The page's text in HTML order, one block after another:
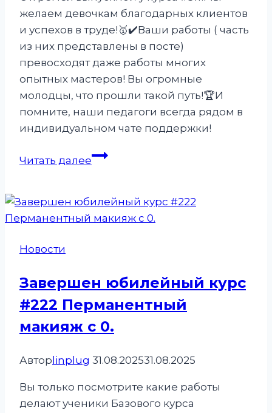
желаем девочкам благодарных клиентов
и успехов в труде!🥇✔️Ваши работы ( часть
из них представлены в посте)
превосходят даже работы многих
опытных мастеров! Вы огромные
молодцы, что прошли такой путь!🏆И
помните, наши педагоги всегда рядом в
индивидуальном чате поддержки!
Читать далееВыпуск
Новости
Завершен юбилейный курс
#222 Перманентный
макияж с 0.
Автор linplug 31.08.202531.08.2025
Вы только посмотрите какие работы
делают ученики Базового курса